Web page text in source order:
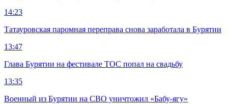
14:23
Татауровская паромная переправа снова заработала в Бурятии
13:47
Глава Бурятии на фестивале ТОС попал на свадьбу
13:35
Военный из Бурятии на СВО уничтожил «Бабу-ягу»